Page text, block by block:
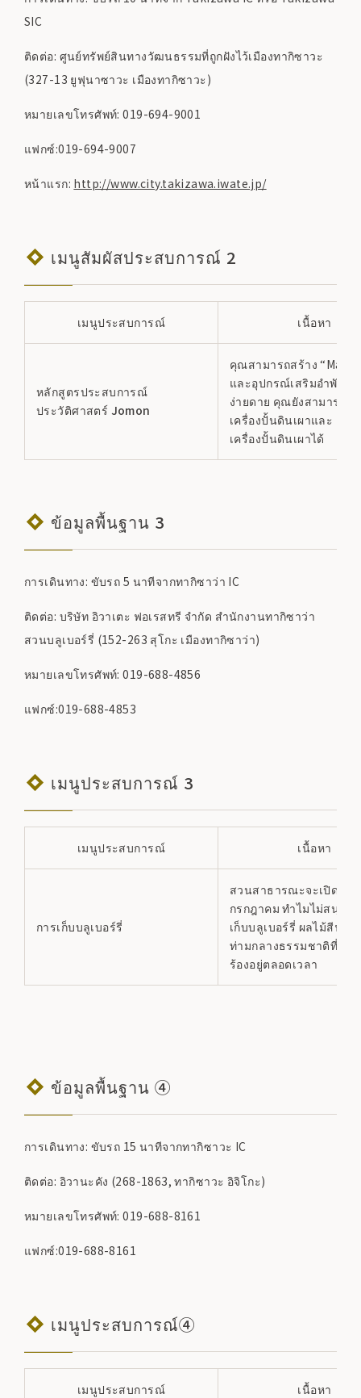
SIC
ติดต่อ: ศูนย์ทรัพย์สินทางวัฒนธรรมที่ถูกฝังไว้เมืองทากิซาวะ
(327-13 ยูฟุนาซาวะ เมืองทากิซาวะ)
หมายเลขโทรศัพท์: 019-694-9001
แฟกซ์:019-694-9007
หน้าแรก: http://www.city.takizawa.iwate.jp/
เมนูสัมผัสประสบการณ์ 2
เมนูประสบการณ์ เนื้อหา
หลักสูตรประสบการณ์
ประวัติศาสตร์ Jomon
คุณสามารถสร้าง
และอุปกรณ์เสริมอำพันได้
ง่ายดาย คุณยังสามารถทำ
เครื่องปั้นดินเผาและ
เครื่องปั้นดินเผาได้
ข้อมูลพื้นฐาน 3
การเดินทาง: ขับรถ 5 นาทีจากทากิซาว่า IC
ติดต่อ: บริษัท อิวาเตะ ฟอเรสทรี จำกัด สำนักงานทากิซาว่า
สวนบลูเบอร์รี่ (152-263 สุโกะ เมืองทากิซาว่า)
หมายเลขโทรศัพท์: 019-688-4856
แฟกซ์:019-688-4853
เมนูประสบการณ์ 3
เมนูประสบการณ์ เนื้อหา
การเก็บบลูเบอร์รี่
สวนสาธารณะจะเปิดใน
กรกฎาคม ทำไมไม่สนุกกั
เก็บบลูเบอร์รี่ ผลไม้สีฟ้า
ท่ามกลางธรรมชาติที่มีนก
ร้องอยู่ตลอดเวลา
ข้อมูลพื้นฐาน ④
การเดินทาง: ขับรถ 15 นาทีจากทากิซาวะ IC
ติดต่อ: อิวานะคัง (268-1863, ทากิซาวะ อิจิโกะ)
หมายเลขโทรศัพท์: 019-688-8161
แฟกซ์:019-688-8161
เมนูประสบการณ์④
เมนูประสบการณ์ เนื้อหา